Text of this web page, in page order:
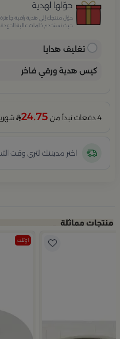
حوّلها لهدية
حوّل منتجك إلى هدية راقية جاهزة
حيث نستخدم خامات عالية
تغليف هدايا
كيس هدية ورقي فاخر
4 دفعات تبدأ من 24.75
اختر مدينتك لترى وقت
اوتلت